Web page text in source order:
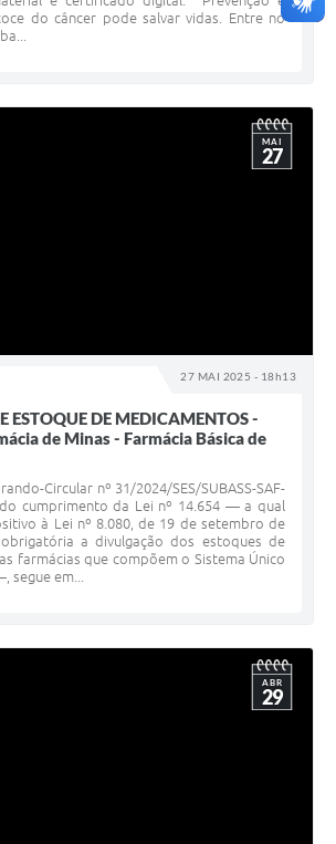
do câncer pode salvar vidas. Entre no
27 MAI 2025 - 18h13
MAI
27
ESTOQUE DE MEDICAMENTOS -
de Minas - Farmácia Básica de
Circular nº 31/2024/SES/SUBASS-SAF-
cumprimento da Lei nº 14.654 — a qual
à Lei nº 8.080, de 19 de setembro de
a divulgação dos estoques de
farmácias que compõem o Sistema Único
segue em...
ABR
29